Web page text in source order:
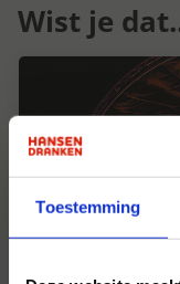
Toestemming
Wist je